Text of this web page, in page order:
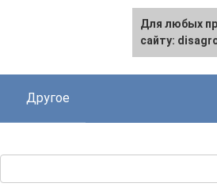
Другое
Для любых
сайту: